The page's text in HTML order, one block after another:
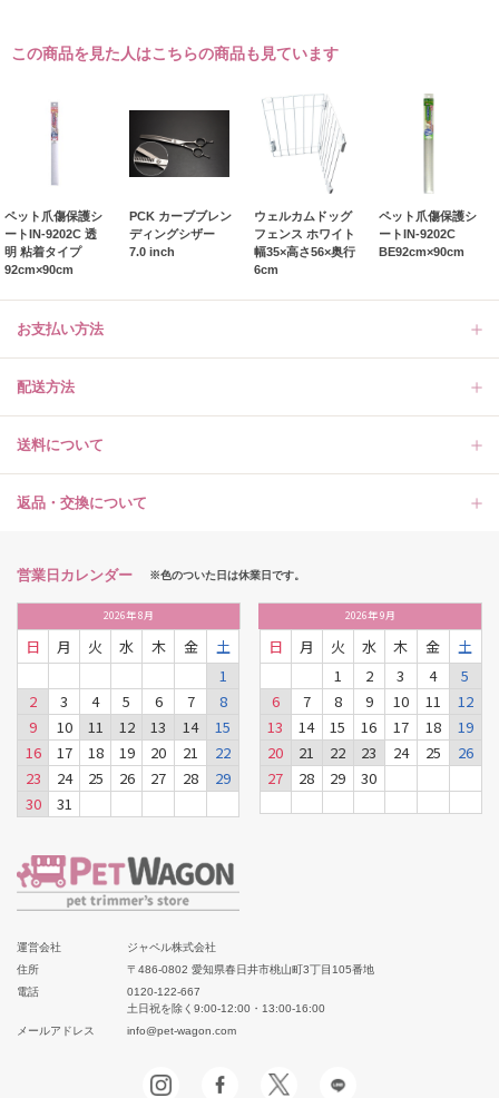
この商品を見た人はこちらの商品も見ています
ペット爪傷保護シ
ートIN‐9202C 透
明 粘着タイプ
92cm×90cm
PCK カーブブレン
ディングシザー
7.0 inch
ウェルカムドッグ
フェンス ホワイト
幅35×高さ56×奥行
6cm
ペット爪傷保護シ
ートIN‐9202C
BE92cm×90cm
お支払い方法
配送方法
送料について
返品・交換について
営業日カレンダー ※色のついた日は休業日です。
2026年8月
日 月 火 水 木 金
土
1
2
3 4 5 6 7
8
9
10 11 12 13 14
15
16
17 18 19 20 21
22
23
24 25 26 27 28
29
30
31
2026年9月
日 月 火 水 木 金
土
1
2 3 4
5
6
7 8 9 10 11
12
13
14 15 16 17 18
19
20
21 22 23 24 25
26
27
28 29 30
運営会社
ジャペル株式会社
住所
〒486-0802 愛知県春日井市桃山町3丁目105番地
電話
0120-122-667
土日祝を除く9:00-12:00・13:00-16:00
メールアドレス
info@pet-wagon.com